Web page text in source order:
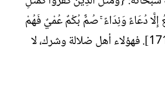
إِلَّا دُعَاءً وَنِدَاءً ۚ صُمٌّ بُكْمٌ عُمْيٌ فَهُمْ
لَا يَعْقِلُونَ} [البقرة : 171]. فهؤلاء أهل ضلالة وشرك، لا